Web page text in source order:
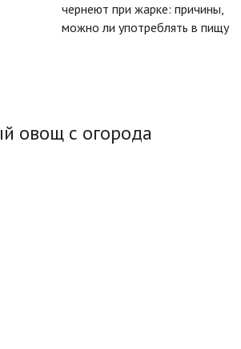
чернеют при жарке: причины,
можно ли употреблять в пищу
овощ с огорода